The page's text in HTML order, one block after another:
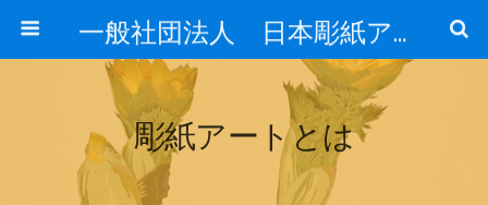
一般社団法人 日本彫紙アート協会公式HP【JCA】
彫紙アートとは